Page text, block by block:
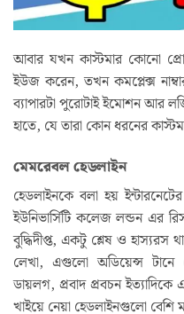
আবার যখন কাস্টমার কোনো
ইউজ করেন, তখন কমপ্লেক্স
ব্যাপারটা পুরোটাই ইমোশন আর
হাতে, যে তারা কোন ধরনের
মেমরেবল হেডলাইন
হেডলাইনকে বলা হয়
ইউনিভার্সিটি কলেজ লন্ডন এর
বুদ্ধিদীপ্ত, একটু শ্লেষ ও হাস্যরস
লেখা, এগুলো অডিয়েন্স টানে
ডায়লগ, প্রবাদ প্রবচন ইত্যাদিকে
খাইয়ে নেয়া হেডলাইনগুলো